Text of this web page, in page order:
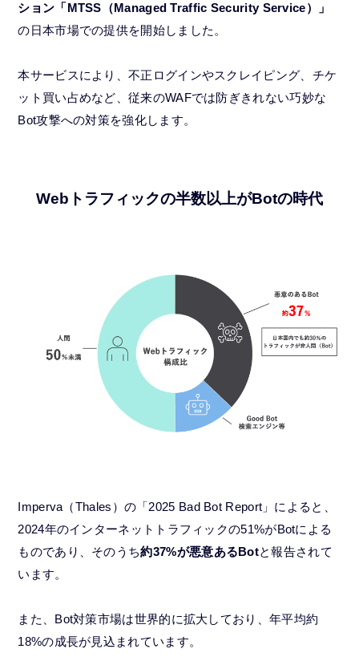
ション「MTSS（Managed Traffic Security Service）」
の日本市場での提供を開始しました。
本サービスにより、不正ログインやスクレイピング、チケ
ット買い占めなど、従来のWAFでは防ぎきれない巧妙な
Bot攻撃への対策を強化します。
Webトラフィックの半数以上がBotの時代
Imperva（Thales）の「2025 Bad Bot Report」によると、
2024年のインターネットトラフィックの51%がBotによる
ものであり、そのうち約37%が悪意あるBotと報告されて
います。
また、Bot対策市場は世界的に拡大しており、年平均約
18%の成長が見込まれています。